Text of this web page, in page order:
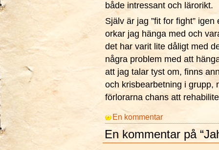
både intressant och lärorikt.
Själv är jag ”fit for fight”
orkar jag hänga med och
det har varit lite dåligt med
några problem med att
att jag talar tyst om, finns
och krisbearbetning i grupp,
förlorarna chans att
En kommentar
En kommentar på